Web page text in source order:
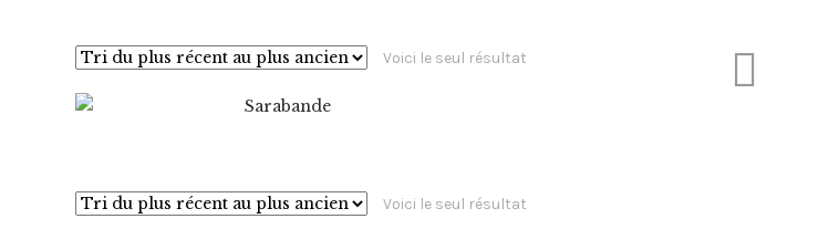
Voici le seul résultat
Voici le seul résultat